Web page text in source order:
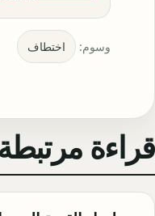
وسوم: اختطاف
قراءة